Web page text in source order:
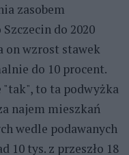
zasobem
do 2020
on wzrost stawek
do 10 procent.
"tak", to ta podwyżka
najem mieszkań
wedle podawanych
10 tys. z przeszło 18